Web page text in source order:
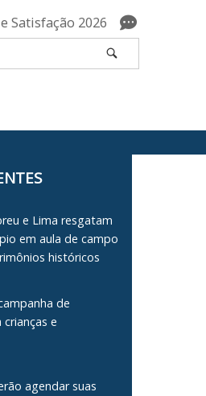
Satisfação 2026
e Lima resgatam
em aula de campo
históricos
de
e
agendar suas